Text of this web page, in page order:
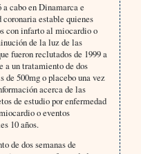
cabo en Dinamarca e
estable quienes
con infarto al miocardio o
de la luz de las
fueron reclutados de 1999 a
un tratamiento de dos
de 500mg o placebo una vez
acerca de las
de estudio por enfermedad
o eventos
10 años.
de dos semanas de